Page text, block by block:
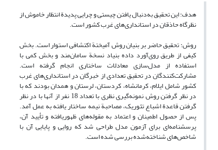
هدف: این تحقیق به‌دنبال یافتن چیستی و چرایی پدیدة انتظار خاموش از
نظرگاه حاذقان در استانداری‌های غرب کشور است.
روش: تحقیق حاضر بر بنیان روش آمیختة اکتشافی استوار است. بخش
کیفی از طریق روی‌آورد داده بنیاد نسخة سامان‌مند و بخش کمی با
استفاده از مدل‌سازی معادلات ساختاری انجام گرفته است.
مشارکت‌کنندگان در تحقیق تعدادی از خبرگان در استانداری‌های غرب
کشور شامل ایلام، کرمانشاه، کردستان، لرستان و همدان بودند که با
در نظر گرفتن روش نمونه‌گیری نظری با تعداد 18 نفر از آنها با در نظر
گرفتن قاعدة اشباع تئوریک، مصاحبة نیمه ساختار یافته به عمل آمد.
پس از حصول اطمینان و اعتماد به مقوله‌های ظهوریافته و تأیید آن،
پرسشنامه‌‌ای برای آزمون مدل طراحی‌ شد که روایی و پایایی آن با
شاخص‌های شناخته‌شده بررسی شده است.